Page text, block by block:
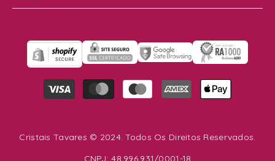
Formas
de
Cristais Tavares © 2024. Todos Os Direitos Reservados.
CNPJ: 48.996.931/0001-18